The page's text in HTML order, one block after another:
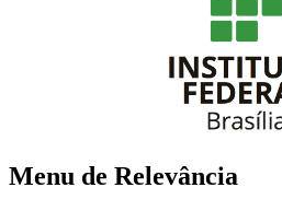
Menu de Relevância